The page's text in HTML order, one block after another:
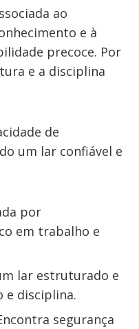
ao
e à
precoce. Por
e a disciplina
de
um lar confiável e
por
em trabalho e
lar estruturado e
e disciplina.
segurança